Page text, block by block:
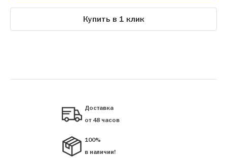
Купить в 1 клик
Доставка
от 48 часов
100%
в наличии!